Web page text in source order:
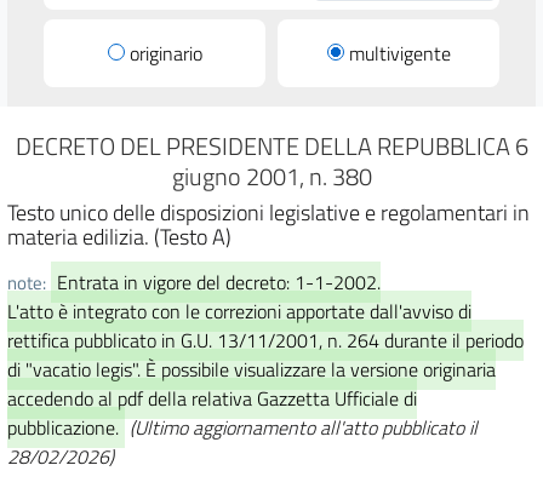
originario multivigente
DECRETO DEL PRESIDENTE DELLA REPUBBLICA 6
giugno 2001, n. 380
Testo unico delle disposizioni legislative e regolamentari in
materia edilizia. (Testo A)
note: Entrata in vigore del decreto: 1-1-2002.
L'atto è integrato con le correzioni apportate dall'avviso di
rettifica pubblicato in G.U. 13/11/2001, n. 264 durante il periodo
di "vacatio legis". È possibile visualizzare la versione originaria
accedendo al pdf della relativa Gazzetta Ufficiale di
pubblicazione. (Ultimo aggiornamento all'atto pubblicato il
28/02/2026)